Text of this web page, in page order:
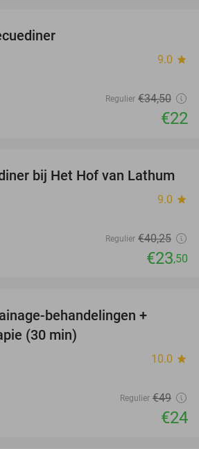
9.0 star
Regulier €34,50
€22
42%
bij Het Hof van Lathum
9.0 star
Regulier €40,25
€23,50
behandelingen +
(30 min)
10.0 star
Regulier €49
€24